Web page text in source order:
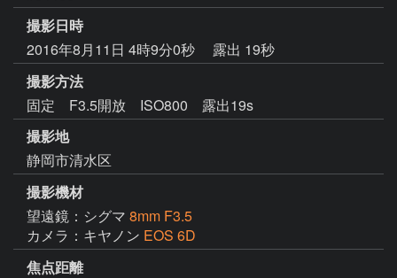
撮影日時
2016年8月11日 4時9分0秒
露出 19秒
撮影方法
固定 F3.5開放 ISO800 露出19s
撮影地
静岡市清水区
撮影機材
望遠鏡：シグマ 8mm F3.5
カメラ：キヤノン EOS 6D
焦点距離